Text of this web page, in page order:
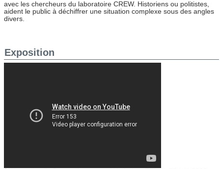
avec les chercheurs du laboratoire CREW. Historiens ou politistes,
aident le public à déchiffrer une situation complexe sous des angles
divers.
Exposition